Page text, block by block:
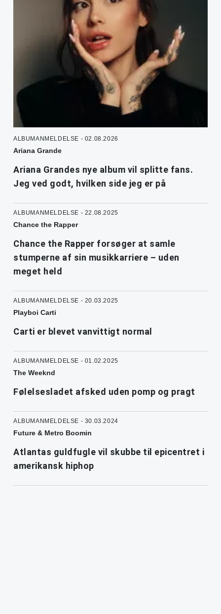
ALBUMANMELDELSE - 02.08.2026
Ariana Grande
Ariana Grandes nye album vil splitte fans.
Jeg ved godt, hvilken side jeg er på
ALBUMANMELDELSE - 22.08.2025
Chance the Rapper
Chance the Rapper forsøger at samle
stumperne af sin musikkarriere – uden
meget held
ALBUMANMELDELSE - 20.03.2025
Playboi Carti
Carti er blevet vanvittigt normal
ALBUMANMELDELSE - 01.02.2025
The Weeknd
Følelsesladet afsked uden pomp og pragt
ALBUMANMELDELSE - 30.03.2024
Future & Metro Boomin
Atlantas guldfugle vil skubbe til epicentret i
amerikansk hiphop